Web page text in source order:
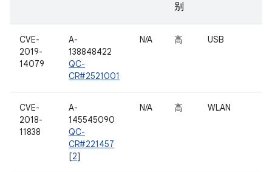
别
CVE-
2019-
14079
A-
138848422
QC-
CR#2521001
N/A 高 USB
CVE-
2018-
11838
A-
145545090
QC-
CR#221457
[2]
N/A 高 WLAN